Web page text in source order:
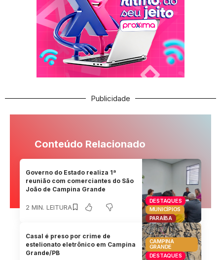
Publicidade
Conteúdo Relacionado
DESTAQUES
MUNICÍPIOS
PARAÍBA
Governo do Estado realiza 1ª
reunião com comerciantes do São
João de Campina Grande
2 MIN. LEITURA
CAMPINA
GRANDE
DESTAQUES
Casal é preso por crime de
estelionato eletrônico em Campina
Grande/PB